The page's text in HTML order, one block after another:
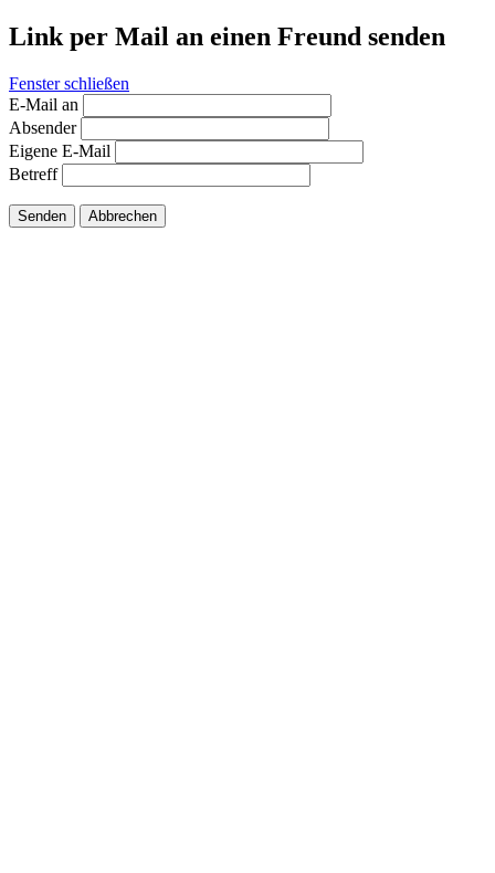
Link per Mail an einen Freund senden
Fenster schließen
E-Mail an
Absender
Eigene E-Mail
Betreff
Senden Abbrechen